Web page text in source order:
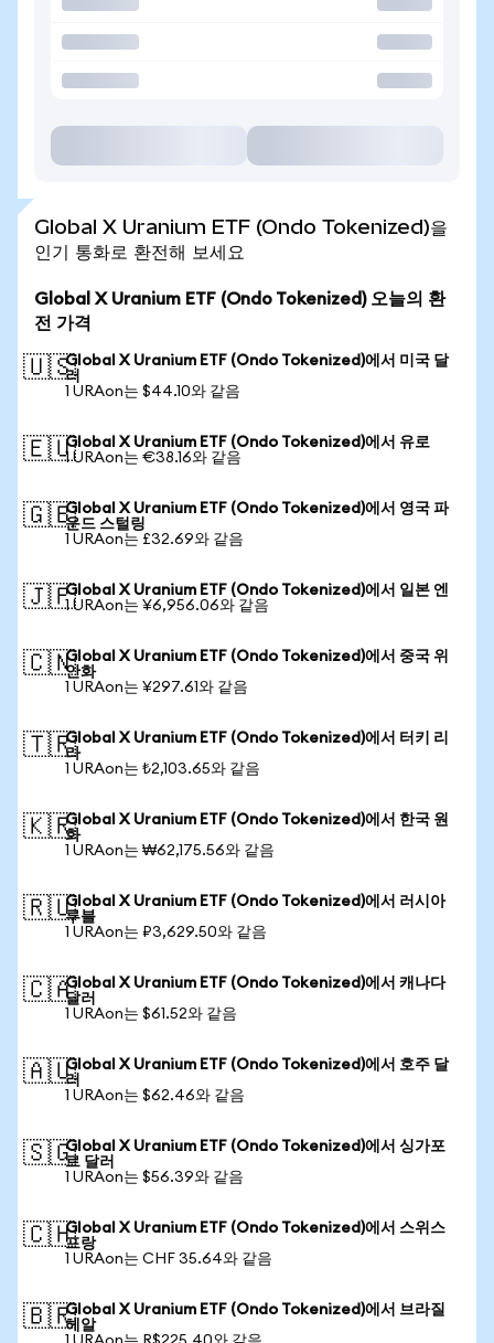
Global X Uranium ETF (Ondo Tokenized)을
인기 통화로 환전해 보세요
Global X Uranium ETF (Ondo Tokenized) 오늘의 환
전 가격
🇺🇸Global X Uranium ETF (Ondo Tokenized)에서 미국 달
러
1 URAon는 $44.10와 같음
🇪🇺Global X Uranium ETF (Ondo Tokenized)에서 유로
1 URAon는 €38.16와 같음
🇬🇧Global X Uranium ETF (Ondo Tokenized)에서 영국 파
운드 스털링
1 URAon는 £32.69와 같음
🇯🇵Global X Uranium ETF (Ondo Tokenized)에서 일본 엔
1 URAon는 ¥6,956.06와 같음
🇨🇳Global X Uranium ETF (Ondo Tokenized)에서 중국 위
안화
1 URAon는 ¥297.61와 같음
🇹🇷Global X Uranium ETF (Ondo Tokenized)에서 터키 리
라
1 URAon는 ₺2,103.65와 같음
🇰🇷Global X Uranium ETF (Ondo Tokenized)에서 한국 원
화
1 URAon는 ₩62,175.56와 같음
🇷🇺Global X Uranium ETF (Ondo Tokenized)에서 러시아
루블
1 URAon는 ₽3,629.50와 같음
🇨🇦Global X Uranium ETF (Ondo Tokenized)에서 캐나다
달러
1 URAon는 $61.52와 같음
🇦🇺Global X Uranium ETF (Ondo Tokenized)에서 호주 달
러
1 URAon는 $62.46와 같음
🇸🇬Global X Uranium ETF (Ondo Tokenized)에서 싱가포
르 달러
1 URAon는 $56.39와 같음
🇨🇭Global X Uranium ETF (Ondo Tokenized)에서 스위스
프랑
1 URAon는 CHF 35.64와 같음
🇧🇷Global X Uranium ETF (Ondo Tokenized)에서 브라질
헤알